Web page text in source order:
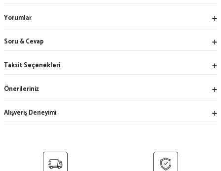
Yorumlar
Soru & Cevap
Taksit Seçenekleri
Önerileriniz
Alışveriş Deneyimi